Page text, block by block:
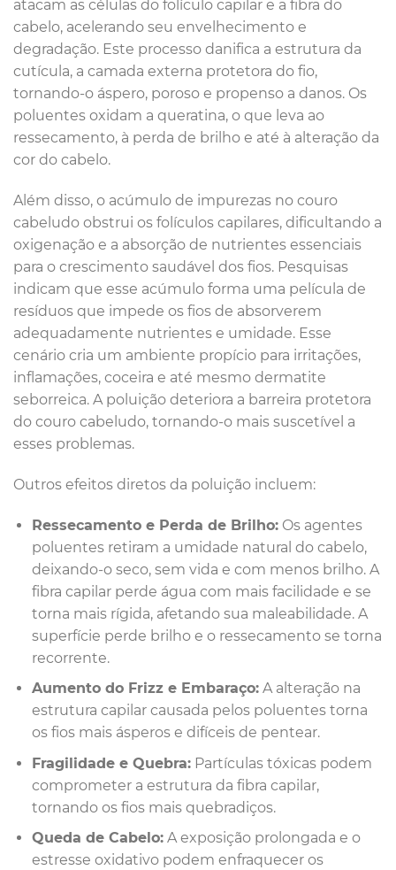
atacam as células do folículo capilar e a fibra do
cabelo, acelerando seu envelhecimento e
degradação. Este processo danifica a estrutura da
cutícula, a camada externa protetora do fio,
tornando-o áspero, poroso e propenso a danos. Os
poluentes oxidam a queratina, o que leva ao
ressecamento, à perda de brilho e até à alteração da
cor do cabelo.
Além disso, o acúmulo de impurezas no couro
cabeludo obstrui os folículos capilares, dificultando a
oxigenação e a absorção de nutrientes essenciais
para o crescimento saudável dos fios. Pesquisas
indicam que esse acúmulo forma uma película de
resíduos que impede os fios de absorverem
adequadamente nutrientes e umidade. Esse
cenário cria um ambiente propício para irritações,
inflamações, coceira e até mesmo dermatite
seborreica. A poluição deteriora a barreira protetora
do couro cabeludo, tornando-o mais suscetível a
esses problemas.
Outros efeitos diretos da poluição incluem:
Ressecamento e Perda de Brilho:Os agentes
poluentes retiram a umidade natural do cabelo,
deixando-o seco, sem vida e com menos brilho. A
fibra capilar perde água com mais facilidade e se
torna mais rígida, afetando sua maleabilidade. A
superfície perde brilho e o ressecamento se torna
recorrente.
Aumento do Frizz e Embaraço:A alteração na
estrutura capilar causada pelos poluentes torna
os fios mais ásperos e difíceis de pentear.
Fragilidade e Quebra:Partículas tóxicas podem
comprometer a estrutura da fibra capilar,
tornando os fios mais quebradiços.
Queda de Cabelo:A exposição prolongada e o
estresse oxidativo podem enfraquecer os